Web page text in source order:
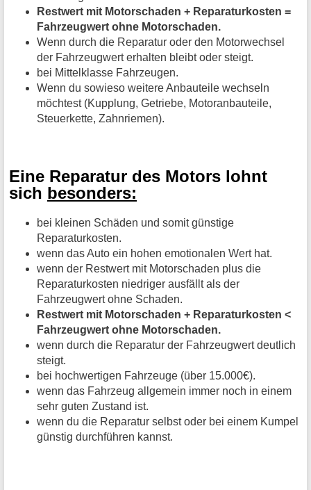
Restwert mit Motorschaden + Reparaturkosten =
Fahrzeugwert ohne Motorschaden.
Wenn durch die Reparatur oder den Motorwechsel
der Fahrzeugwert erhalten bleibt oder steigt.
bei Mittelklasse Fahrzeugen.
Wenn du sowieso weitere Anbauteile wechseln
möchtest (Kupplung, Getriebe, Motoranbauteile,
Steuerkette, Zahnriemen).
Eine Reparatur des Motors lohnt
sich besonders:
bei kleinen Schäden und somit günstige
Reparaturkosten.
wenn das Auto ein hohen emotionalen Wert hat.
wenn der Restwert mit Motorschaden plus die
Reparaturkosten niedriger ausfällt als der
Fahrzeugwert ohne Schaden.
Restwert mit Motorschaden + Reparaturkosten <
Fahrzeugwert ohne Motorschaden.
wenn durch die Reparatur der Fahrzeugwert deutlich
steigt.
bei hochwertigen Fahrzeuge (über 15.000€).
wenn das Fahrzeug allgemein immer noch in einem
sehr guten Zustand ist.
wenn du die Reparatur selbst oder bei einem Kumpel
günstig durchführen kannst.